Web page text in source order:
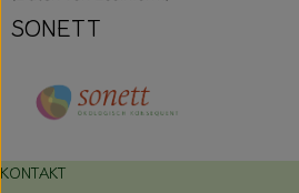
SONETT
KONTAKT